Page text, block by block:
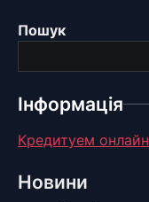
Пошук
Інформація
Кредитуем онлайн
Новини